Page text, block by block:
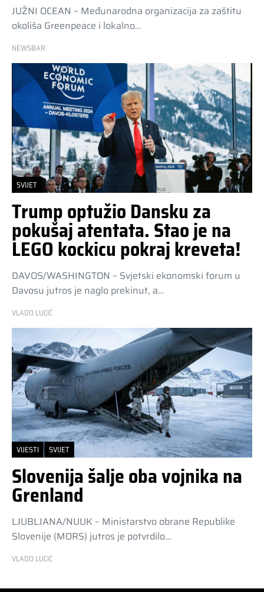
JUŽNI OCEAN – Međunarodna organizacija za zaštitu
okoliša Greenpeace i lokalno…
NEWSBAR
SVIJET
Trump optužio Dansku za
pokušaj atentata. Stao je na
LEGO kockicu pokraj kreveta!
DAVOS/WASHINGTON – Svjetski ekonomski forum u
Davosu jutros je naglo prekinut, a…
VLADO LUCIĆ
VIJESTI SVIJET
Slovenija šalje oba vojnika na
Grenland
LJUBLJANA/NUUK – Ministarstvo obrane Republike
Slovenije (MORS) jutros je potvrdilo…
VLADO LUCIĆ